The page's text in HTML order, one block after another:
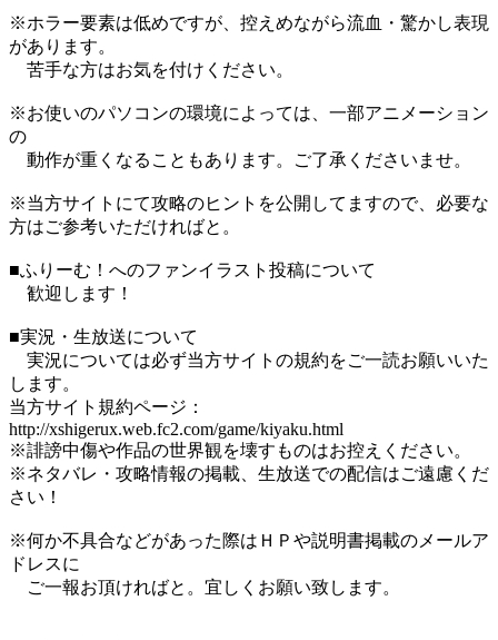
※ホラー要素は低めですが、控えめながら流血・驚かし表現
があります。
苦手な方はお気を付けください。
※お使いのパソコンの環境によっては、一部アニメーション
の
動作が重くなることもあります。ご了承くださいませ。
※当方サイトにて攻略のヒントを公開してますので、必要な
方はご参考いただければと。
■ふりーむ！へのファンイラスト投稿について
歓迎します！
■実況・生放送について
実況については必ず当方サイトの規約をご一読お願いいた
します。
当方サイト規約ページ：
http://xshigerux.web.fc2.com/game/kiyaku.html
※誹謗中傷や作品の世界観を壊すものはお控えください。
※ネタバレ・攻略情報の掲載、生放送での配信はご遠慮くだ
さい！
※何か不具合などがあった際はＨＰや説明書掲載のメールア
ドレスに
ご一報お頂ければと。宜しくお願い致します。